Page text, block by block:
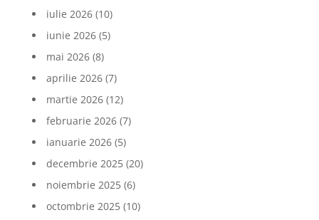
iulie 2026(10)
iunie 2026(5)
mai 2026(8)
aprilie 2026(7)
martie 2026(12)
februarie 2026(7)
ianuarie 2026(5)
decembrie 2025(20)
noiembrie 2025(6)
octombrie 2025(10)